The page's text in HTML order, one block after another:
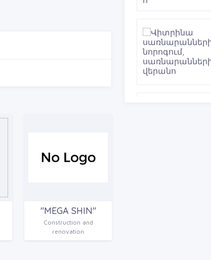
"MEGA SHIN"
Construction and
renovation